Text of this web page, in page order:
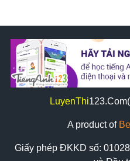
LuyenThi123
A product of
Giấy phép ĐKKD số: